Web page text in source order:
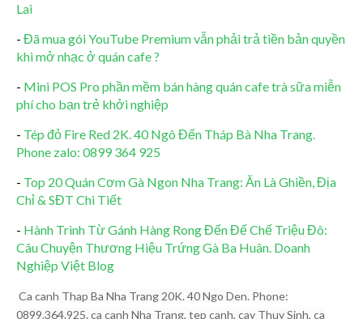
Lai
- Đã mua gói YouTube Premium vẫn phải trả tiền bản quyền
khi mở nhạc ở quán cafe ?
- Mini POS Pro phần mềm bán hàng quán cafe trà sữa miễn
phí cho bạn trẻ khởi nghiệp
- Tép đỏ Fire Red 2K. 40 Ngô Đến Tháp Bà Nha Trang.
Phone zalo: 0899 364 925
- Top 20 Quán Cơm Gà Ngon Nha Trang: Ăn Là Ghiền, Địa
Chỉ & SĐT Chi Tiết
- Hành Trình Từ Gánh Hàng Rong Đến Đế Chế Triệu Đô:
Câu Chuyện Thương Hiệu Trứng Gà Ba Huân. Doanh
Nghiệp Việt Blog
Ca canh Thap Ba Nha Trang 20K. 40 Ngo Den. Phone:
0899.364.925. ca canh Nha Trang, tep canh, cay Thuy Sinh, ca